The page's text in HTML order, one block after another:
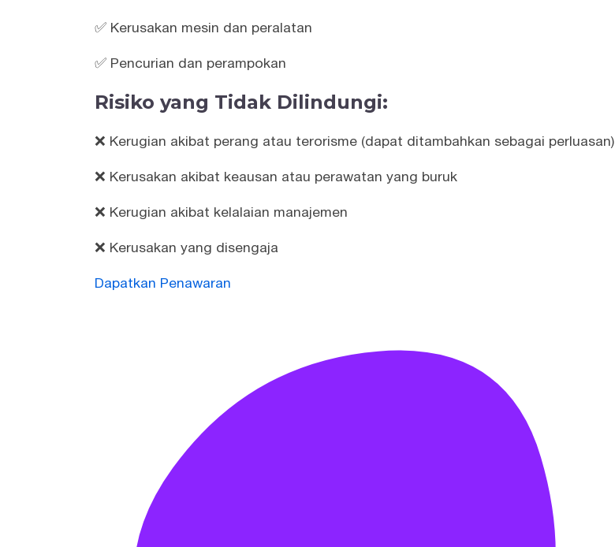
✅ Kerusakan mesin dan peralatan
✅ Pencurian dan perampokan
Risiko yang Tidak Dilindungi:
❌ Kerugian akibat perang atau terorisme (dapat ditambahkan sebagai perluasan)
❌ Kerusakan akibat keausan atau perawatan yang buruk
❌ Kerugian akibat kelalaian manajemen
❌ Kerusakan yang disengaja
Dapatkan Penawaran